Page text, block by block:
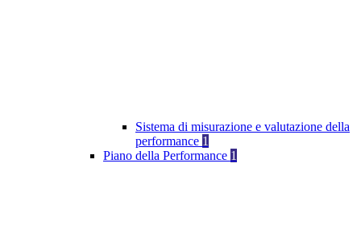
Sistema di misurazione e valutazione della
performance 1
Piano della Performance 1